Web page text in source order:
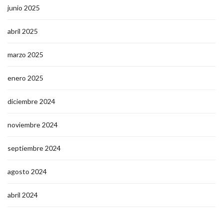
junio 2025
abril 2025
marzo 2025
enero 2025
diciembre 2024
noviembre 2024
septiembre 2024
agosto 2024
abril 2024